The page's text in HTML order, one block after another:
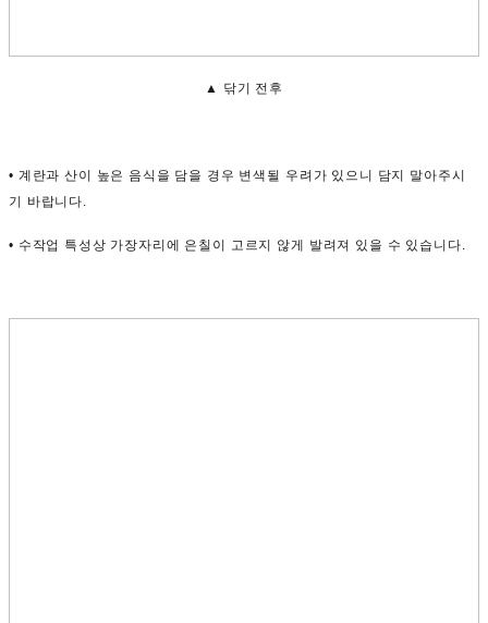
▲ 닦기 전후
• 계란과 산이 높은 음식을 담을 경우 변색될 우려가 있으니 담지 말아주시
기 바랍니다.
• 수작업 특성상 가장자리에 은칠이 고르지 않게 발려져 있을 수 있습니다.